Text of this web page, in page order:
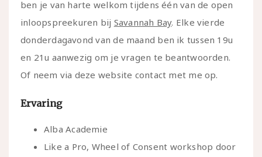
ben je van harte welkom tijdens één van de open
inloopspreekuren bij Savannah Bay. Elke vierde
donderdagavond van de maand ben ik tussen 19u
en 21u aanwezig om je vragen te beantwoorden.
Of neem via deze website contact met me op.
Ervaring
Alba Academie
Like a Pro, Wheel of Consent workshop door